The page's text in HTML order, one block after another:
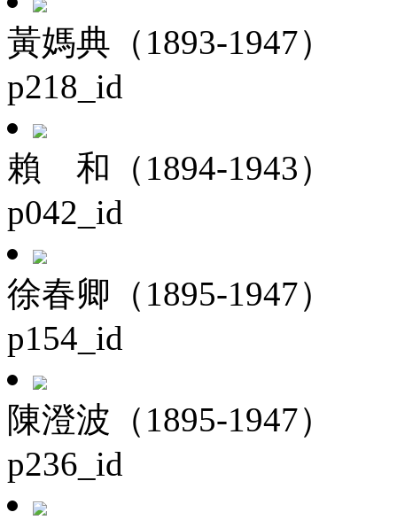
黃媽典（1893-1947）
p218_id
賴 和（1894-1943）
p042_id
徐春卿（1895-1947）
p154_id
陳澄波（1895-1947）
p236_id